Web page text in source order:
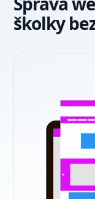
školky